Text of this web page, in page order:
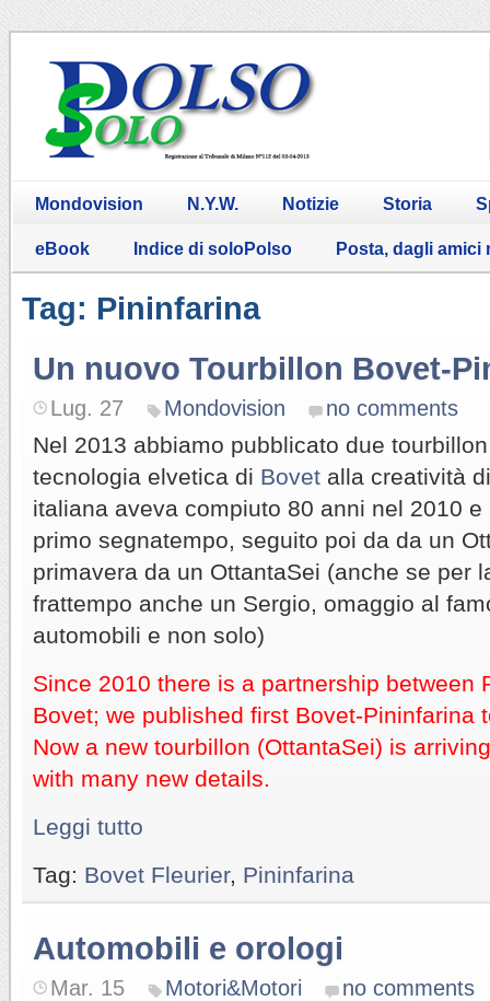
Mondovision N.Y.W. Notizie Storia
eBook Indice di soloPolso Posta, dagli amici
Tag: Pininfarina
Un nuovo Tourbillon Bovet-
Lug. 27 Mondovision no comments
Nel 2013 abbiamo pubblicato due
tecnologia elvetica di Bovet alla creatività
italiana aveva compiuto 80 anni nel 2010
primo segnatempo, seguito poi da da un
primavera da un OttantaSei (anche se per
frattempo anche un Sergio, omaggio al
automobili e non solo)
Since 2010 there is a partnership between
Bovet; we published first Bovet-Pininfarina
Now a new tourbillon (OttantaSei) is
with many new details.
Leggi tutto
Tag: Bovet Fleurier, Pininfarina
Automobili e orologi
Mar. 15 Motori&Motori no comments